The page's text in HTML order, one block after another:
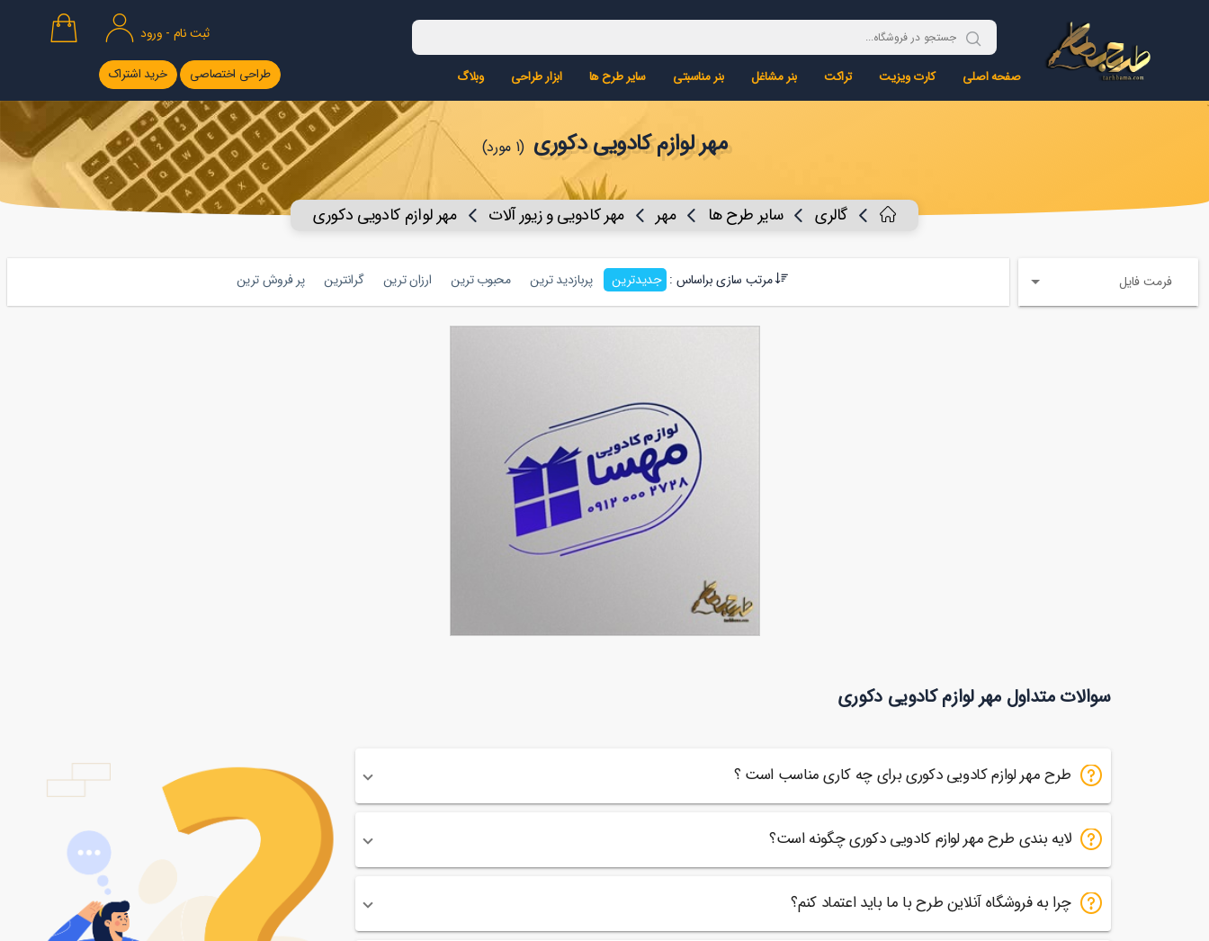
ثبت نام - ورود
صفحه اصلی کارت ویزیت تراکت بنر مشاغل بنر مناسبتی سایر طرح ها ابزار طراحی وبلاگ طراحی اختصاصی خرید اشتراک
مهر لوازم کادویی دکوری (1 مورد)
گالری سایر طرح ها مهر مهر کادویی و زیور آلات مهر لوازم کادویی دکوری
فرمت فایل مرتب سازی براساس : جدیدترین پربازدید ترین محبوب ترین ارزان ترین گرانترین پر فروش ترین
سوالات متداول مهر لوازم کادویی دکوری
طرح مهر لوازم کادویی دکوری برای چه کاری مناسب است ؟
لایه بندی طرح مهر لوازم کادویی دکوری چگونه است؟
چرا به فروشگاه آنلاین طرح با ما باید اعتماد کنم؟